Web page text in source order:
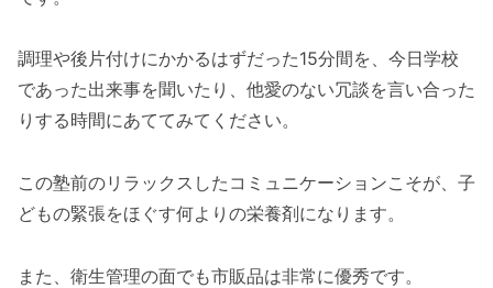
調理や後片付けにかかるはずだった15分間を、今日学校
であった出来事を聞いたり、他愛のない冗談を言い合った
りする時間にあててみてください。
この塾前のリラックスしたコミュニケーションこそが、子
どもの緊張をほぐす何よりの栄養剤になります。
また、衛生管理の面でも市販品は非常に優秀です。